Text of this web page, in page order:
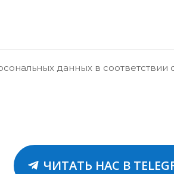
данных в соответствии
ЧИТАТЬ НАС В